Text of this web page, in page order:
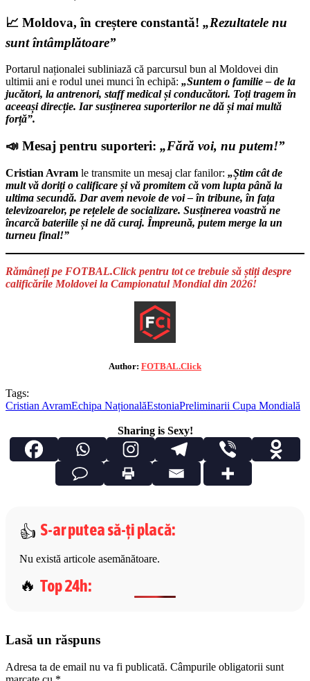
📈 Moldova, în creștere constantă! „Rezultatele nu
sunt întâmplătoare”
Portarul naționalei subliniază că parcursul bun al Moldovei din
ultimii ani e rodul unei munci în echipă: „Suntem o familie – de la
jucători, la antrenori, staff medical și conducători. Toți tragem în
aceeași direcție. Iar susținerea suporterilor ne dă și mai multă
forță”.
📣 Mesaj pentru suporteri: „Fără voi, nu putem!”
Cristian Avram le transmite un mesaj clar fanilor: „Știm cât de
mult vă doriți o calificare și vă promitem că vom lupta până la
ultima secundă. Dar avem nevoie de voi – în tribune, în fața
televizoarelor, pe rețelele de socializare. Susținerea voastră ne
încarcă bateriile și ne dă curaj. Împreună, putem merge la un
turneu final!”
Rămâneți pe FOTBAL.Click pentru tot ce trebuie să știți despre
calificările Moldovei la Campionatul Mondial din 2026!
Author: FOTBAL.Click
Tags:
Cristian AvramEchipa NaționalăEstoniaPreliminarii Cupa Mondială
Sharing is Sexy!
S-ar putea să-ți placă:
Nu există articole asemănătoare.
Top 24h:
Lasă un răspuns
Adresa ta de email nu va fi publicată. Câmpurile obligatorii sunt